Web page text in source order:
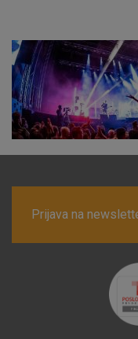
Prijava na
Marketinški kolačići
Prihvaćam
Nužni
Ovi kolačići nužni su
ne mogu se isključiti
postavljaju kao
možete postaviti da
o njima, ali u tom
kolačići ne